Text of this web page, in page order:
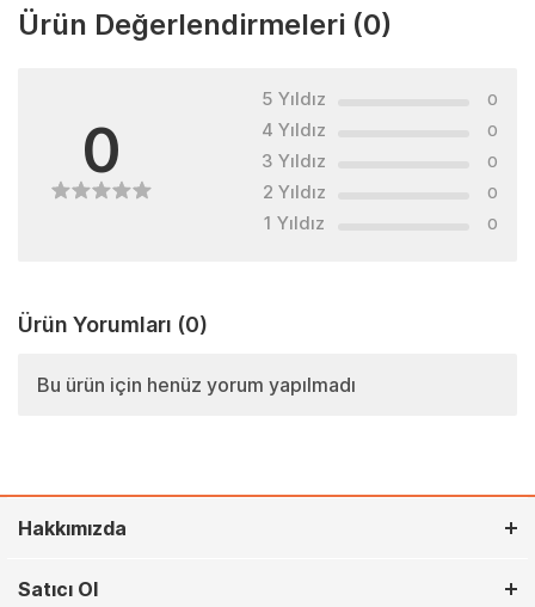
Ürün Değerlendirmeleri (0)
0
5 Yıldız 0
4 Yıldız 0
3 Yıldız 0
2 Yıldız 0
1 Yıldız 0
Ürün Yorumları (0)
Bu ürün için henüz yorum yapılmadı
Hakkımızda
Satıcı Ol